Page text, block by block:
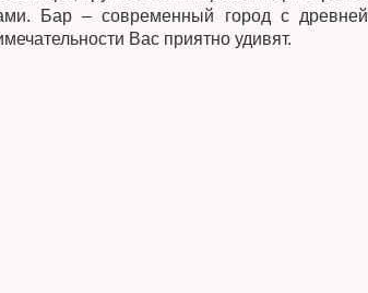
Бар – современный город с древней
Вас приятно удивят.